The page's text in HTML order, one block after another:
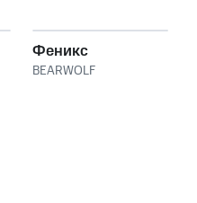
Феникс
BEARWOLF